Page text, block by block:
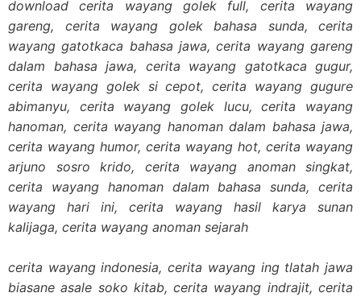
download cerita wayang golek full, cerita wayang
gareng, cerita wayang golek bahasa sunda, cerita
wayang gatotkaca bahasa jawa, cerita wayang gareng
dalam bahasa jawa, cerita wayang gatotkaca gugur,
cerita wayang golek si cepot, cerita wayang gugure
abimanyu, cerita wayang golek lucu, cerita wayang
hanoman, cerita wayang hanoman dalam bahasa jawa,
cerita wayang humor, cerita wayang hot, cerita wayang
arjuno sosro krido, cerita wayang anoman singkat,
cerita wayang hanoman dalam bahasa sunda, cerita
wayang hari ini, cerita wayang hasil karya sunan
kalijaga, cerita wayang anoman sejarah
cerita wayang indonesia, cerita wayang ing tlatah jawa
biasane asale soko kitab, cerita wayang indrajit, cerita